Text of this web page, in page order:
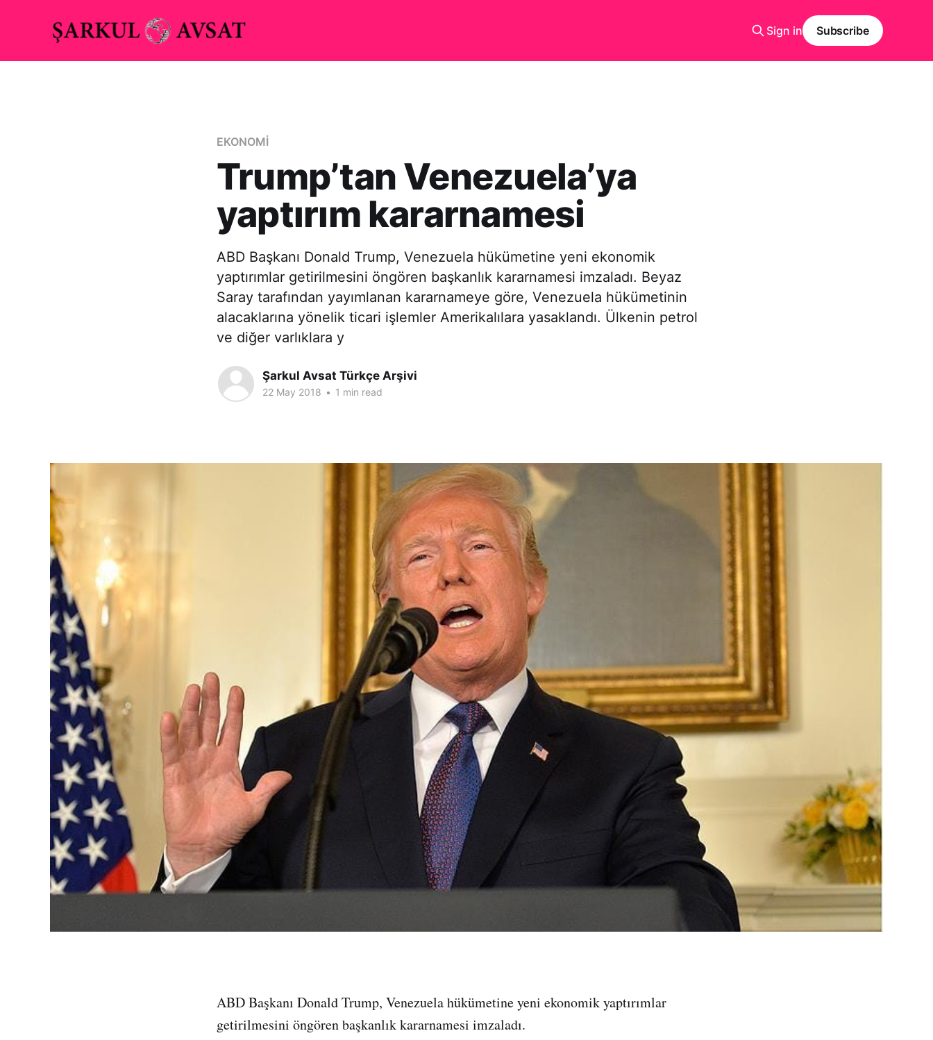
Sign in Subscribe
EKONOMİ
Trump’tan Venezuela’ya
yaptırım kararnamesi
ABD Başkanı Donald Trump, Venezuela hükümetine yeni ekonomik
yaptırımlar getirilmesini öngören başkanlık kararnamesi imzaladı. Beyaz
Saray tarafından yayımlanan kararnameye göre, Venezuela hükümetinin
alacaklarına yönelik ticari işlemler Amerikalılara yasaklandı. Ülkenin petrol
ve diğer varlıklara y
Şarkul Avsat Türkçe Arşivi
22 May 2018 • 1 min read
ABD Başkanı Donald Trump, Venezuela hükümetine yeni ekonomik yaptırımlar
getirilmesini öngören başkanlık kararnamesi imzaladı.